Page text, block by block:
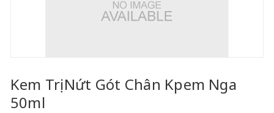
Kem Trị Nứt Gót Chân Kpem Nga
50ml